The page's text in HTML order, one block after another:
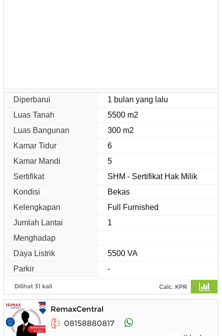
Diperbarui
1 bulan yang lalu
Luas Tanah
5500 m2
Luas Bangunan
300 m2
Kamar Tidur
6
Kamar Mandi
5
Sertifikat
SHM - Sertifikat Hak Milik
Kondisi
Bekas
Kelengkapan
Full Furnished
Jumlah Lantai
1
Menghadap
Daya Listrik
5500 VA
Parkir
-
Dilihat 31 kali Calc. KPR
RemaxCentral
08158880817